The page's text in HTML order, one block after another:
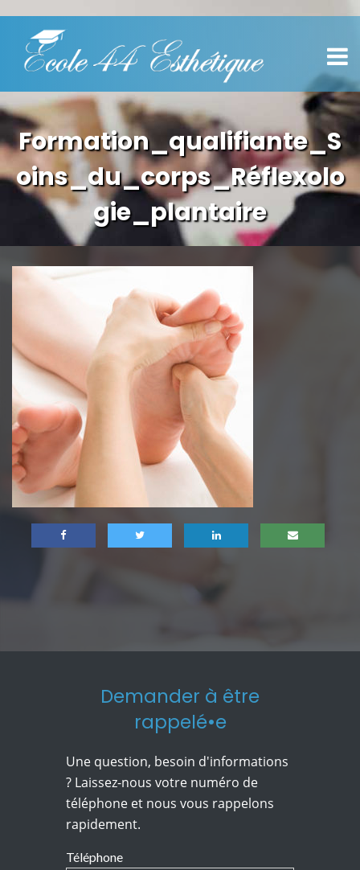
Formation_qualifiante_S
oins_du_corps_Réflexolo
gie_plantaire
Demander à être
rappelé•e
Une question, besoin d'informations
? Laissez-nous votre numéro de
téléphone et nous vous rappelons
rapidement.
Téléphone